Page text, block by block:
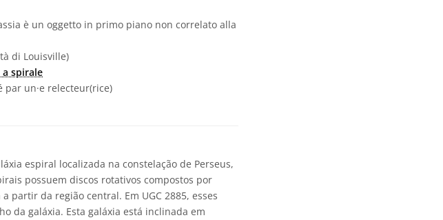
è un oggetto in primo piano non correlato alla
di Louisville)
a spirale
par un·e relecteur(rice)
espiral localizada na constelação de Perseus,
possuem discos rotativos compostos por
partir da região central. Em UGC 2885, esses
da galáxia. Esta galáxia está inclinada em